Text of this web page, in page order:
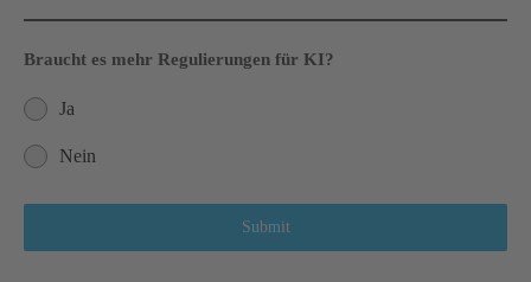
Braucht es mehr Regulierungen für KI?
Ja
Nein
Submit